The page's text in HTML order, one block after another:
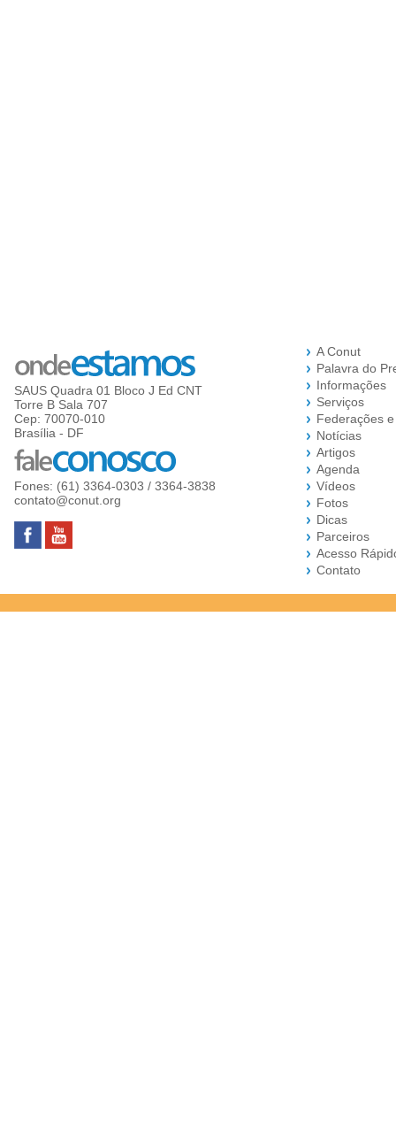
SAUS Quadra 01 Bloco J Ed CNT
Torre B Sala 707
Cep: 70070-010
Brasília - DF
Fones: (61) 3364-0303 / 3364-3838
contato@conut.org
A Conut
Palavra do
Informações
Serviços
Federações
Notícias
Artigos
Agenda
Vídeos
Fotos
Dicas
Parceiros
Acesso
Contato